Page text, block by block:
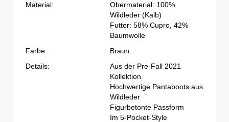
Material:
Obermaterial: 100%
Wildleder (Kalb)
Futter: 58% Cupro, 42%
Baumwolle
Farbe:
Braun
Details:
Aus der Pre-Fall 2021
Kollektion
Hochwertige Pantaboots aus
Wildleder
Figurbetonte Passform
Im 5-Pocket-Style